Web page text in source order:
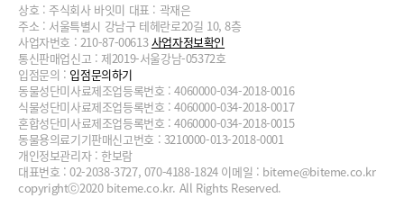
상호 : 주식회사 바잇미 대표 : 곽재은
주소 : 서울특별시 강남구 테헤란로20길 10, 8층
사업자번호 : 210-87-00613사업자정보확인
통신판매업신고 : 제2019-서울강남-05372호
입점문의 : 입점문의하기
동물성단미사료제조업등록번호 : 4060000-034-2018-0016
식물성단미사료제조업등록번호 : 4060000-034-2018-0017
혼합성단미사료제조업등록번호 : 4060000-034-2018-0015
동물용의료기기판매신고번호 : 3210000-013-2018-0001
개인정보관리자 : 한보람
대표번호 : 02-2038-3727, 070-4188-1824 이메일 : biteme@biteme.co.kr
copyrightⓒ2020 biteme.co.kr. All Rights Reserved.